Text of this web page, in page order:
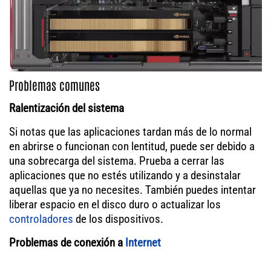
Problemas comunes
Ralentización del sistema
Si notas que las aplicaciones tardan más de lo normal
en abrirse o funcionan con lentitud, puede ser debido a
una sobrecarga del sistema. Prueba a cerrar las
aplicaciones que no estés utilizando y a desinstalar
aquellas que ya no necesites. También puedes intentar
liberar espacio en el disco duro o actualizar los
controladores de los dispositivos.
Problemas de conexión a Internet